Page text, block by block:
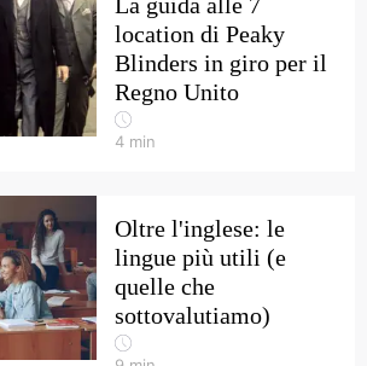
location di Peaky
Blinders in giro per il
Regno Unito
4 min
Oltre l'inglese: le
lingue più utili (e
quelle che
sottovalutiamo)